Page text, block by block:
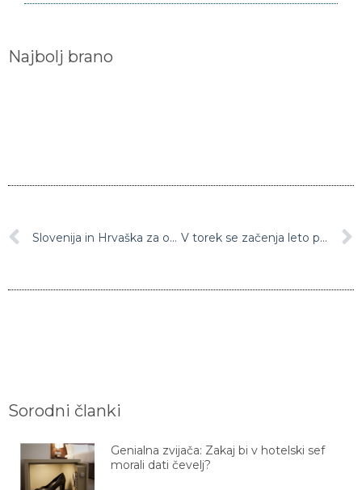
Najbolj brano
Slovenija in Hrvaška za ohranitev velikih zveri na mejnem območju V torek se začenja leto prašiča, ko se bo ves svet valjal v blatu
Sorodni članki
Genialna zvijača: Zakaj bi v hotelski sef
morali dati čevelj?